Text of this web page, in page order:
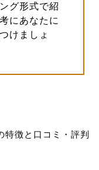
グ形式で紹
にあなたに
けましょ
特徴と口コミ・評判